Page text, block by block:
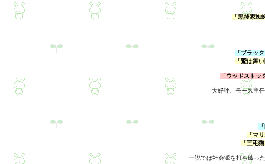
「黒後家
「ブラッ
「鷲は舞
「ウッドスト
大好評、モース主
「マ
「三毛
一説では社会派を打ち破っ